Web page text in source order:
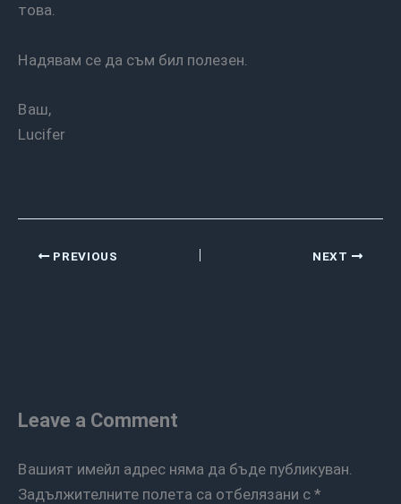
това.
Надявам се да съм бил полезен.
Ваш,
Lucifer
PREVIOUS NEXT
Leave a Comment
Вашият имейл адрес няма да бъде публикуван.
Задължителните полета са отбелязани с *